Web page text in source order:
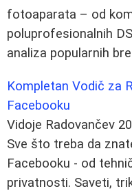
fotoaparata – od
poluprofesionalnih
analiza popularnih
Kompletan Vodič za
Facebooku
Vidoje Radovančev
Sve što treba da
Facebooku - od
privatnosti. Saveti,